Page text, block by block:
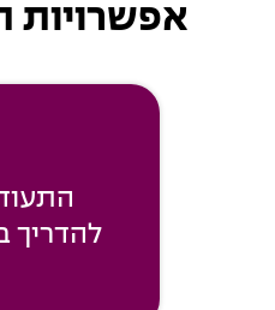
אפשרויות
להדריך